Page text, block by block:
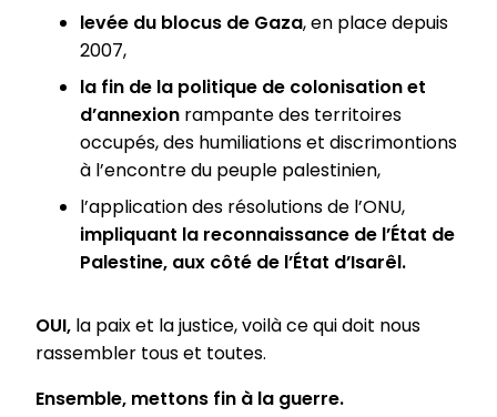
levée du blocus de Gaza, en place depuis
2007,
la fin de la politique de colonisation et
d’annexion rampante des territoires
occupés, des humiliations et discrimontions
à l’encontre du peuple palestinien,
l’application des résolutions de l’ONU,
impliquant la reconnaissance de l’État de
Palestine, aux côté de l’État d’Isarêl.
OUI, la paix et la justice, voilà ce qui doit nous
rassembler tous et toutes.
Ensemble, mettons fin à la guerre.